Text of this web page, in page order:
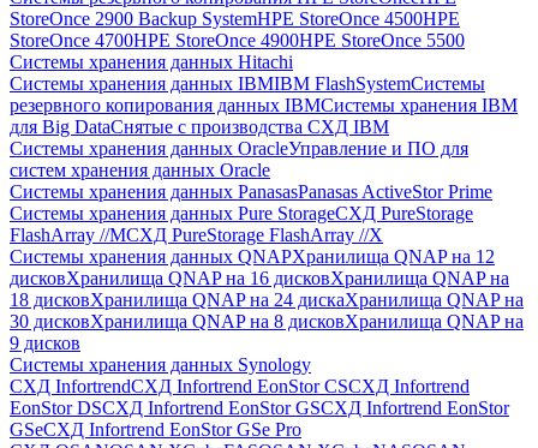
StoreOnce 2900 Backup SystemHPE StoreOnce 4500HPE
StoreOnce 4700HPE StoreOnce 4900HPE StoreOnce 5500
Системы хранения данных Hitachi
Системы хранения данных IBMIBM FlashSystemСистемы
резервного копирования данных IBMСистемы хранения IBM
для Big DataСнятые с производства СХД IBM
Системы хранения данных OracleУправление и ПО для
систем хранения данных Oracle
Системы хранения данных PanasasPanasas ActiveStor Prime
Системы хранения данных Pure StorageСХД PureStorage
FlashArray //MСХД PureStorage FlashArray //X
Системы хранения данных QNAPХранилища QNAP на 12
дисковХранилища QNAP на 16 дисковХранилища QNAP на
18 дисковХранилища QNAP на 24 дискаХранилища QNAP на
30 дисковХранилища QNAP на 8 дисковХранилища QNAP на
9 дисков
Системы хранения данных Synology
СХД InfortrendСХД Infortrend EonStor CSСХД Infortrend
EonStor DSСХД Infortrend EonStor GSСХД Infortrend EonStor
GSeСХД Infortrend EonStor GSe Pro